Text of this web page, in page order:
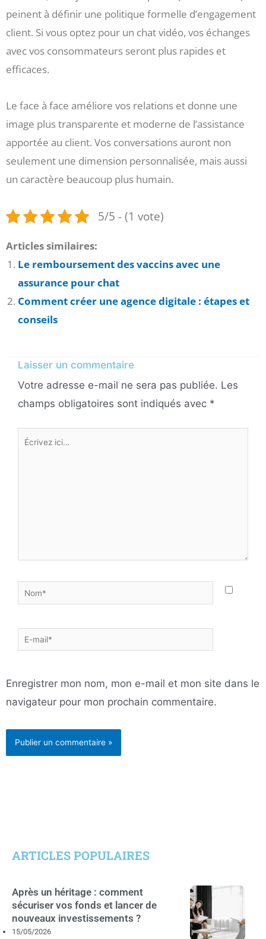
peinent à définir une politique formelle d’engagement
client. Si vous optez pour un chat vidéo, vos échanges
avec vos consommateurs seront plus rapides et
efficaces.
Le face à face améliore vos relations et donne une
image plus transparente et moderne de l’assistance
apportée au client. Vos conversations auront non
seulement une dimension personnalisée, mais aussi
un caractère beaucoup plus humain.
5/5 - (1 vote)
Articles similaires:
Le remboursement des vaccins avec une
assurance pour chat
Comment créer une agence digitale : étapes et
conseils
Laisser un commentaire
Votre adresse e-mail ne sera pas publiée. Les
champs obligatoires sont indiqués avec *
Écrivez
Nom*
E-
mail*
Enregistrer mon nom, mon e-mail et mon site dans le
navigateur pour mon prochain commentaire.
ARTICLES POPULAIRES
Après un héritage : comment
sécuriser vos fonds et lancer de
nouveaux investissements ?
15/05/2026